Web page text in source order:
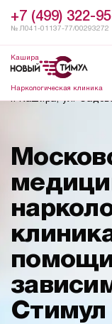
+7 (499) 322-
№ Л041-01137-77/00293272
Кашира
Наркологическая клиника
г. Кашира, ул.
Стимул